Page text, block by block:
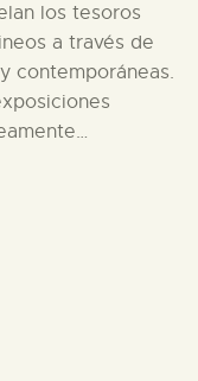
los tesoros
a través de
contemporáneas.